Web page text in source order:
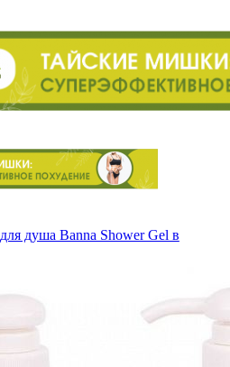
душа Banna Shower Gel в